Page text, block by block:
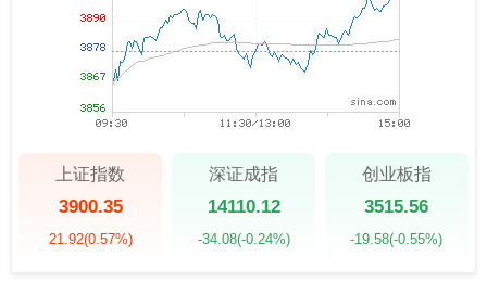
上证指数
3900.35
21.92(0.57%)
深证成指
14110.12
-34.08(-0.24%)
创业板指
3515.56
-19.58(-0.55%)